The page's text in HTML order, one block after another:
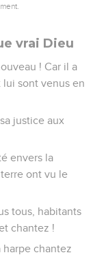
vrai Dieu
! Car il a
lui sont venus en
justice aux
envers la
ont vu le
tous, habitants
chantez !
harpe chantez